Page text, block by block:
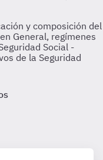
y composición del
General, regímenes
Social -
de la Seguridad